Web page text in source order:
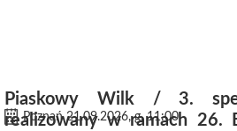
Piaskowy Wilk / 3.
realizowany w ramach 26.
Poznań 21.09.2026, g. 11:00